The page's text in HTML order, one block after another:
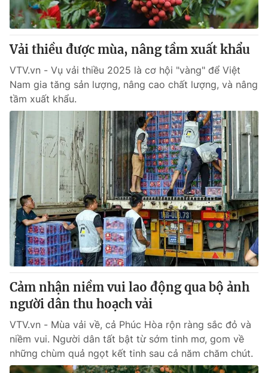
Thị trường 24h Tấm lòng Việt
VTV4 Vươn mình bằng AI
VTV9 VTV8
Liên hệ tòa soạn English
THỜI BÁO VTV
Theo dõi báo trên
Cơ quan chủ quản: Đài Truyền hình Việt Nam
Cơ quan báo chí:Thời báo VTV
Giấy phép hoạt động báo in và báo điện tử số 483/GP-BTTTT
cấp ngày 29/12/2023
Tổng Biên tập:Vũ Thanh Thủy
Phó Tổng Biên tập: Nguyễn Thị Mỹ Hạnh, Phạm Quốc Thắng,
Nguyễn Trọng Ninh
Tổng đài VTV: 024.38 355 931 - 024.38 355 932
Ðiện thoại Thời báo VTV:024.66 897 897
Vải thiều được mùa, nâng tầm xuất khẩu
VTV.vn - Vụ vải thiều 2025 là cơ hội "vàng" để Việt
Nam gia tăng sản lượng, nâng cao chất lượng, và nâng
tầm xuất khẩu.
Cảm nhận niềm vui lao động qua bộ ảnh
người dân thu hoạch vải
VTV.vn - Mùa vải về, cả Phúc Hòa rộn ràng sắc đỏ và
niềm vui. Người dân tất bật từ sớm tinh mơ, gom về
những chùm quả ngọt kết tinh sau cả năm chăm chút.